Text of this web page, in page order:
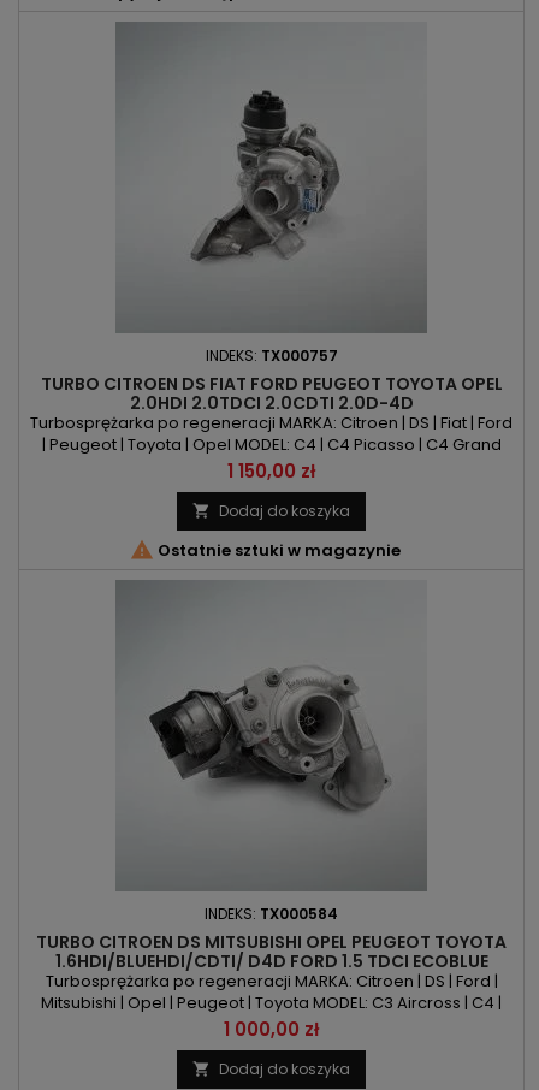
INDEKS: TX000757
TURBO CITROEN DS FIAT FORD PEUGEOT TOYOTA OPEL
2.0HDI 2.0TDCI 2.0CDTI 2.0D-4D
Turbosprężarka po regeneracji MARKA: Citroen | DS | Fiat | Ford
| Peugeot | Toyota | Opel MODEL: C4 | C4 Picasso | C4 Grand
Picasso | C4 Spacetourer | C5 | C5 Aircorss | DS4 | DS5 | Jumpy |
Spacetourer | DS 4 | DS 5 | DS 7 | Scudo | C-Max | Grand C-Max |
Focus | Galaxy | Kuga | Mondeo | S-Max | 308 | 3008 | 508 | 5008 |
Expert | Traveller | Proace |...
Cena
1 150,00 zł
 Dodaj do koszyka
 Ostatnie sztuki w magazynie
INDEKS: TX000584
TURBO CITROEN DS MITSUBISHI OPEL PEUGEOT TOYOTA
1.6HDI/BLUEHDI/CDTI/ D4D FORD 1.5 TDCI ECOBLUE
Turbosprężarka po regeneracji MARKA: Citroen | DS | Ford |
Mitsubishi | Opel | Peugeot | Toyota MODEL: C3 Aircross | C4 |
C4 Picasso | C4 Grand Picasso | Berlingo | Jumpy |
Spacetourer | DS3 | DS4 | DS5 | C Max | Fiesta | Focus | Mondeo |
Tourneo Courier | ASX | Crossland | 208 | 308 | 508 | 2008 | 3008
Cena
1 000,00 zł
 Dodaj do koszyka